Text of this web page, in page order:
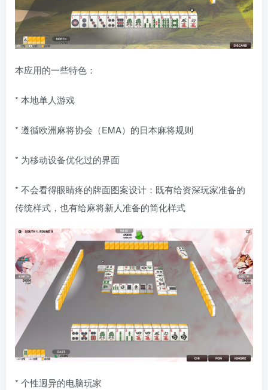
本应用的一些特色：
* 本地单人游戏
* 遵循欧洲麻将协会（EMA）的日本麻将规则
* 为移动设备优化过的界面
* 不会看得眼睛疼的牌面图案设计：既有给资深玩家准备的
传统样式，也有给麻将新人准备的简化样式
* 个性迥异的电脑玩家